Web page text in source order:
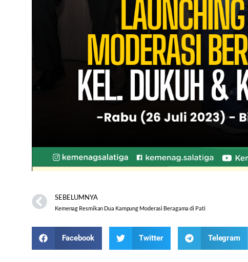
SEBELUMNYA
Kemenag Resmikan Dua Kampung Moderasi Beragama di Pati
Facebook Twitter Telegram